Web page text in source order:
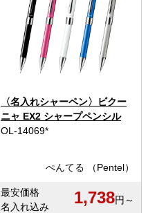
〈名入れシャーペン〉ビクー
ニャ EX2 シャープペンシル
OL-14069*
ぺんてる （Pentel）
最安価格
名入れ込み
1,738円～